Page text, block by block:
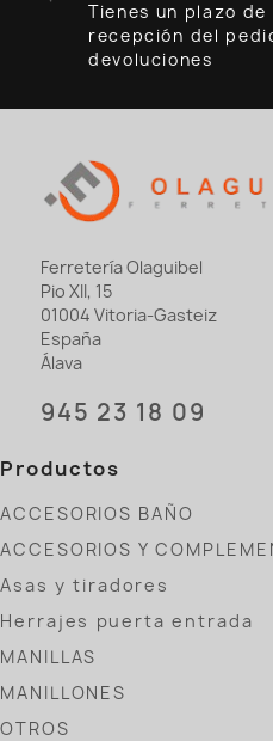
Tienes un plazo de
recepción del
devoluciones
Ferretería Olaguibel
Pio XII, 15
01004 Vitoria-Gasteiz
España
Álava
945 23 18 09
Productos
ACCESORIOS BAÑO
ACCESORIOS Y
Asas y tiradores
Herrajes puerta entrada
MANILLAS
MANILLONES
OTROS